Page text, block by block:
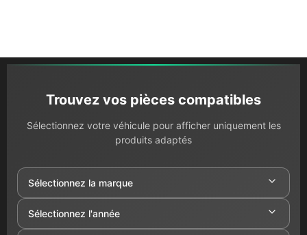
Trouvez vos pièces compatibles
Sélectionnez votre véhicule pour afficher uniquement les
produits adaptés